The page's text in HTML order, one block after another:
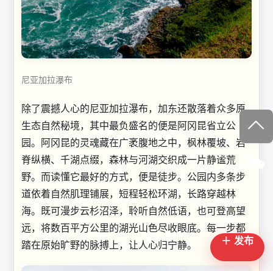
尼亚加拉瀑布
除了震撼人心的尼亚加拉瀑布，加东还散落着众多原
生态自然秘境，其中最负盛名的便是阿冈昆省立公
园。阿冈昆的灵魂藏在广袤腹地之中，枫林覆坡、岩
脊纵横、千湖点缀，森林与河湖交织成一片静谧荒
野。而读懂它最好的方式，便是徒步。公园内多条步
道依着自然肌理铺展，短程轻松环湖，长路穿越林
海。既可漫步云杉沼泽，聆听自然低语，也可登高望
远，将数百平方公里的湖光山色尽收眼底。每一步都
踏在原始旷野的脉搏上，让人心归宁静。
＋ 发布